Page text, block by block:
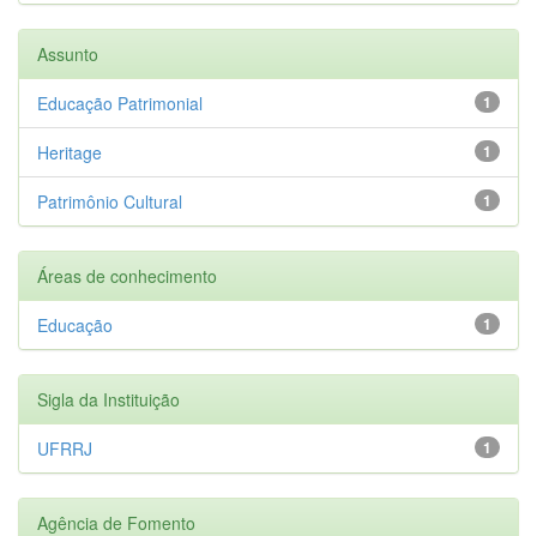
Assunto
1
Educação Patrimonial
1
Heritage
1
Patrimônio Cultural
Áreas de conhecimento
1
Educação
Sigla da Instituição
1
UFRRJ
Agência de Fomento